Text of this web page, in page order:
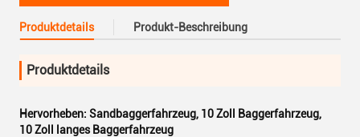
Produktdetails Produkt-Beschreibung
Produktdetails
Hervorheben: Sandbaggerfahrzeug, 10 Zoll Baggerfahrzeug,
10 Zoll langes Baggerfahrzeug